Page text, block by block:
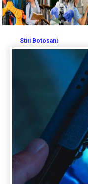
Stiri Botosani